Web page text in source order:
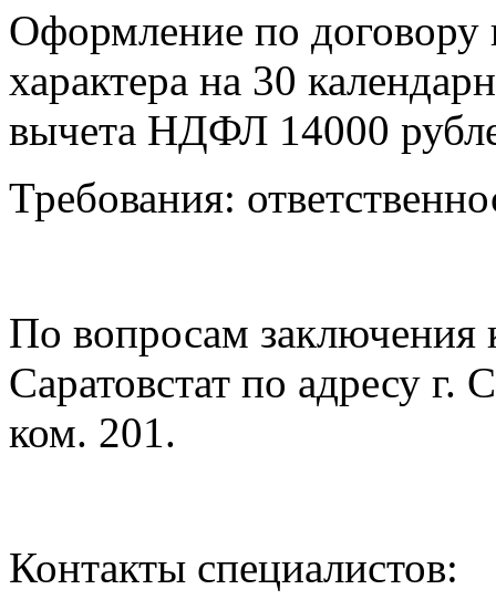
Оформление по договору
характера на 30
вычета НДФЛ 14000
Требования:
По вопросам заключения
Саратовстат по адресу г.
ком. 201.
Контакты специалистов: